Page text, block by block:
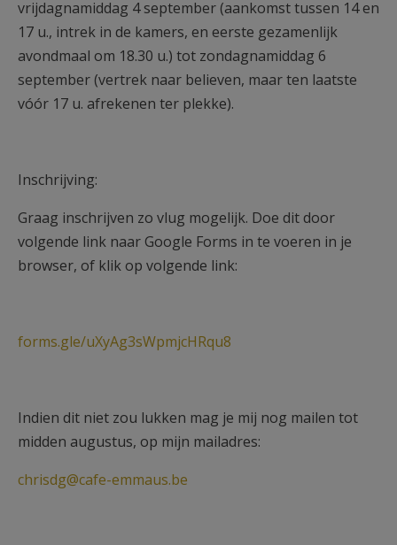
vrijdagnamiddag 4 september (aankomst tussen 14 en
17 u., intrek in de kamers, en eerste gezamenlijk
avondmaal om 18.30 u.) tot zondagnamiddag 6
september (vertrek naar believen, maar ten laatste
vóór 17 u. afrekenen ter plekke).
Inschrijving:
Graag inschrijven zo vlug mogelijk. Doe dit door
volgende link naar Google Forms in te voeren in je
browser, of klik op volgende link:
forms.gle/uXyAg3sWpmjcHRqu8
Indien dit niet zou lukken mag je mij nog mailen tot
midden augustus, op mijn mailadres:
chrisdg@cafe-emmaus.be